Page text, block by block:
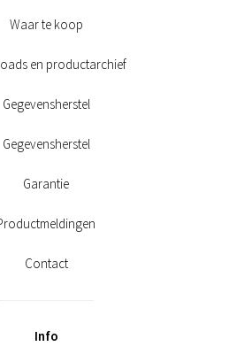
Waar te koop
en productarchief
Gegevensherstel
Gegevensherstel
Garantie
Contact
Info